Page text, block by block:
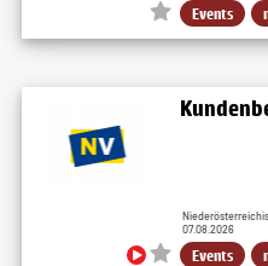
Events
07.08.2026
Events